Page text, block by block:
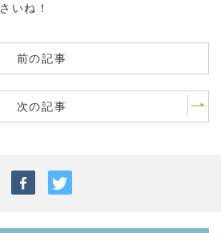
いね！
前の記事
次の記事